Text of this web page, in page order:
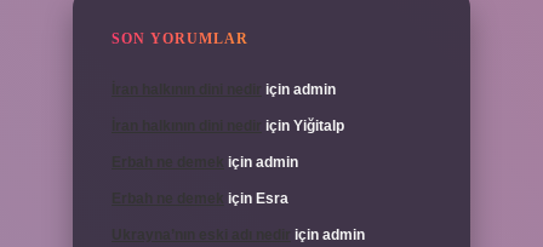
SON YORUMLAR
için admin
İran halkının dini nedir için Yiğitalp
için admin
Erbah ne demek için Esra
Ukrayna’nın eski adı nedir için admin